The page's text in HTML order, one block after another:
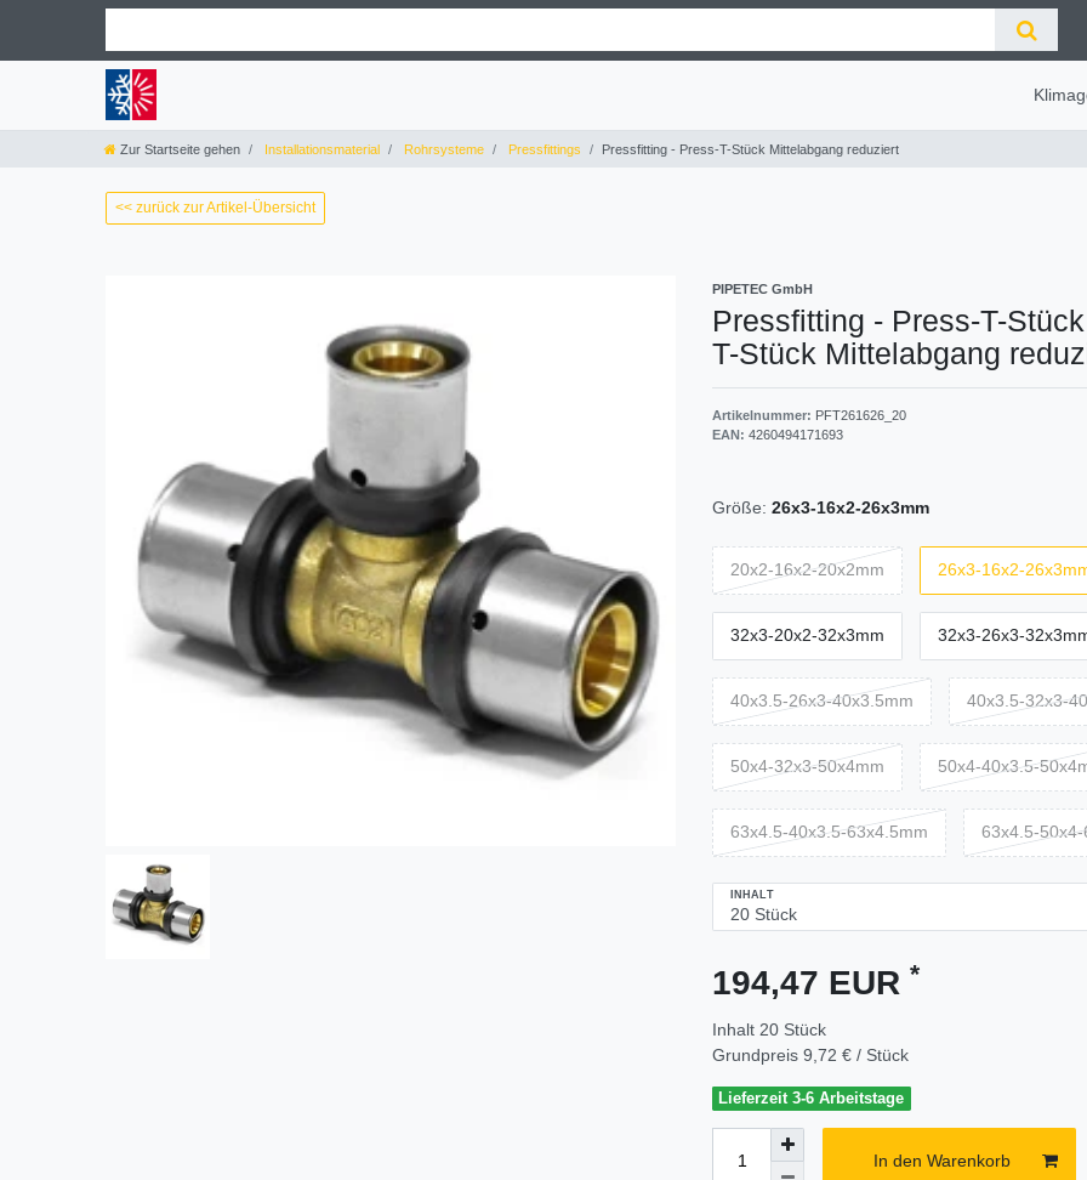
Zur Startseite gehen Installationsmaterial Rohrsysteme Pressfittings Pressfitting - Press-T-Stück Mittelabgang reduziert
<< zurück zur Artikel-Übersicht
PIPETEC GmbH
Pressfitting - Press-T-
T-Stück Mittelabgang
Artikelnummer: PFT261626_20
EAN: 4260494171693
Größe: 26x3-16x2-26x3mm
20x2-16x2-20x2mm 26x3-16x2-
32x3-20x2-32x3mm 32x3-26x3-
40x3.5-26x3-40x3.5mm 40x3.5-32x3-
50x4-32x3-50x4mm 50x4-40x3.5-
63x4.5-40x3.5-63x4.5mm 63x4.5-
INHALT
194,47 EUR *
Inhalt 20 Stück
Grundpreis 9,72 € / Stück
Lieferzeit 3-6 Arbeitstage
In den Warenkorb